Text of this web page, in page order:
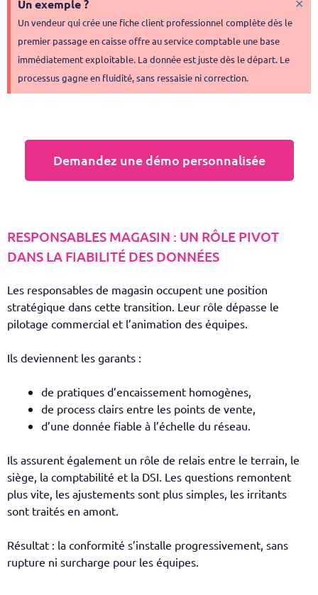
Un exemple ?
Un vendeur qui crée une fiche client professionnel complète dès le
premier passage en caisse offre au service comptable une base
immédiatement exploitable. La donnée est juste dès le départ. Le
processus gagne en fluidité, sans ressaisie ni correction.
Demandez une démo personnalisée
RESPONSABLES MAGASIN : UN RÔLE PIVOT
DANS LA FIABILITÉ DES DONNÉES
Les responsables de magasin occupent une position
stratégique dans cette transition. Leur rôle dépasse le
pilotage commercial et l’animation des équipes.
Ils deviennent les garants :
de pratiques d’encaissement homogènes,
de process clairs entre les points de vente,
d’une donnée fiable à l’échelle du réseau.
Ils assurent également un rôle de relais entre le terrain, le
siège, la comptabilité et la DSI. Les questions remontent
plus vite, les ajustements sont plus simples, les irritants
sont traités en amont.
Résultat : la conformité s’installe progressivement, sans
rupture ni surcharge pour les équipes.